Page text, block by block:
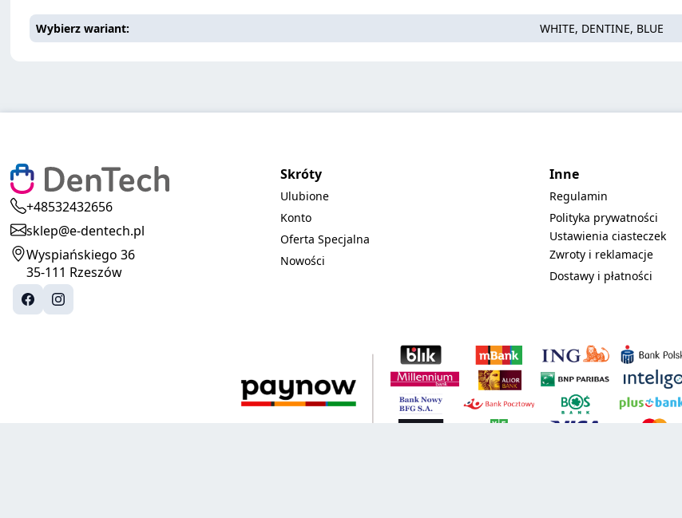
Wybierz wariant WHITE, DENTINE, BLUE
+48532432656
sklep@e-dentech.pl
Wyspiańskiego 36
35-111 Rzeszów
Skróty
Ulubione
Konto
Oferta Specjalna
Nowości
Inne
Regulamin
Polityka prywatności
Ustawienia ciasteczek
Zwroty i reklamacje
Dostawy i płatności